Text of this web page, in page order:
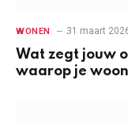
WONEN 31 maart
Wat zegt jouw
waarop je